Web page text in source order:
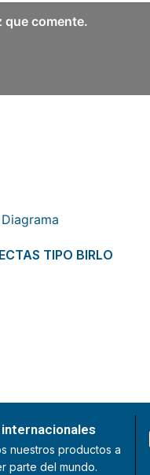
que comente.
TIPO BIRLO
internacionales
nuestros productos a
parte del mundo.